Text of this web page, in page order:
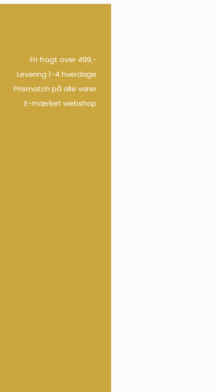
Fri fragt over 499,-
Levering 1-4 hverdage
Prismatch på alle varer
E-mærket webshop